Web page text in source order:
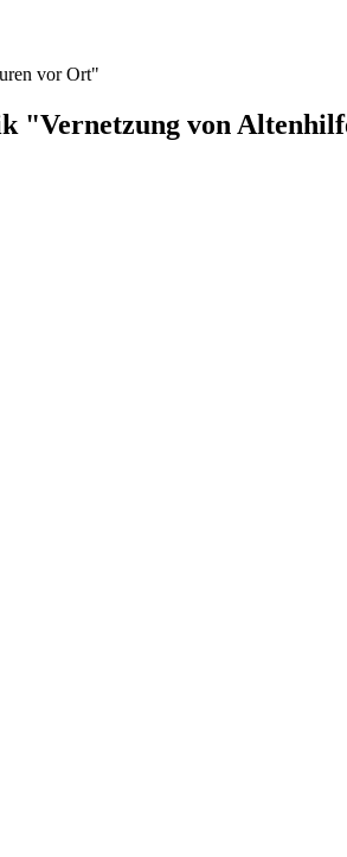
vor Ort"
"Vernetzung von